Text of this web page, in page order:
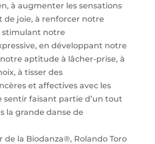
à augmenter les sensations
de joie, à renforcer notre
stimulant notre
en développant notre
aptitude à lâcher-prise, à
à tisser des
et affectives avec les
sentir faisant partie d’un tout
la grande danse de
de la Biodanza®, Rolando Toro